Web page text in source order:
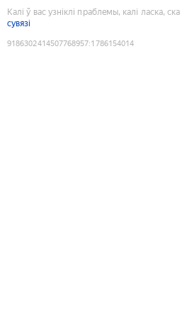
Калі ў вас узніклі праблемы, калі ласка,
сувязі
9186302414507768957:1786154014